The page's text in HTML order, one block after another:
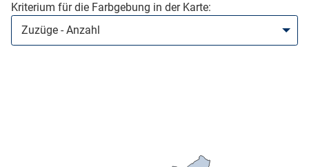
Kriterium für die Farbgebung in der Karte: